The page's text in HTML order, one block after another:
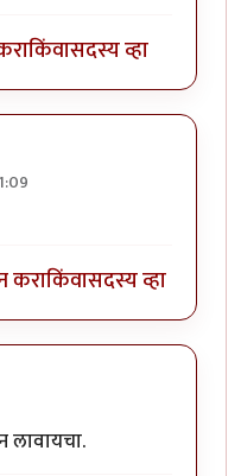
किंवासदस्य व्हा
कराकिंवासदस्य व्हा
लावायचा.